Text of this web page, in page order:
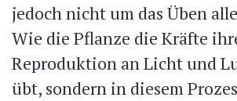
jedoch nicht um das Üben
Wie die Pflanze die Kräfte
Reproduktion an Licht und
übt, sondern in diesem